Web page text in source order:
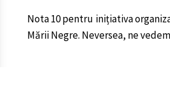
Nota 10 pentru inițiativa
Mării Negre. Neversea, ne